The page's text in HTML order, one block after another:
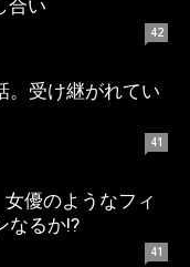
合い
42
。受け継がれてい
41
女優のようなフィ
なるか!?
41